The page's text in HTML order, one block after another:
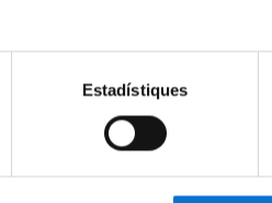
Estadístiques